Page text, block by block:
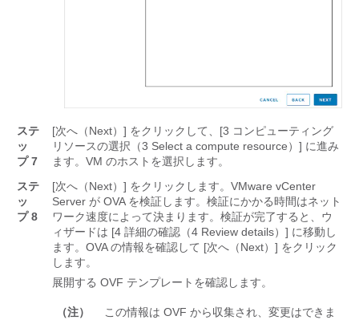
ステ
ッ
プ 7
[次へ（Next）] をクリックして、[3 コンピューティング
リソースの選択（3 Select a compute resource）] に進み
ます。 VM のホストを選択します。
ステ
ッ
プ 8
[次へ（Next）] をクリックします。VMware vCenter
Server が OVA を検証します。検証にかかる時間はネット
ワーク速度によって決まります。検証が完了すると、ウ
ィザードは [4 詳細の確認（4 Review details）] に移動し
ます。OVA の情報を確認して [次へ（Next）] をクリック
します。
展開する OVF テンプレートを確認します。
（注）
この情報は OVF から収集され、変更はできま